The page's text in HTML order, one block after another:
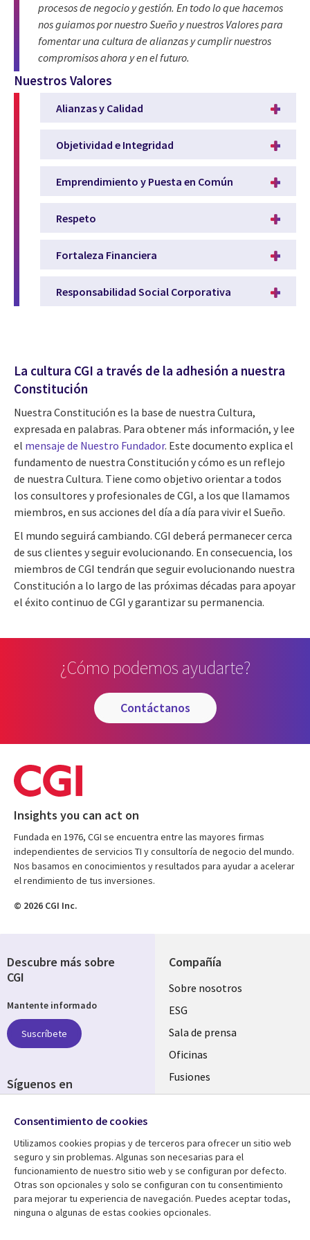
procesos de negocio y gestión. En todo lo que hacemos
nos guiamos por nuestro Sueño y nuestros Valores para
fomentar una cultura de alianzas y cumplir nuestros
compromisos ahora y en el futuro.
Nuestros Valores
Alianzas y Calidad
Objetividad e Integridad
Emprendimiento y Puesta en Común
Respeto
Fortaleza Financiera
Responsabilidad Social Corporativa
La cultura CGI a través de la adhesión a nuestra
Constitución
Nuestra Constitución es la base de nuestra Cultura,
expresada en palabras. Para obtener más información, y lee
el mensaje de Nuestro Fundador. Este documento explica el
fundamento de nuestra Constitución y cómo es un reflejo
de nuestra Cultura. Tiene como objetivo orientar a todos
los consultores y profesionales de CGI, a los que llamamos
miembros, en sus acciones del día a día para vivir el Sueño.
El mundo seguirá cambiando. CGI deberá permanecer cerca
de sus clientes y seguir evolucionando. En consecuencia, los
miembros de CGI tendrán que seguir evolucionando nuestra
Constitución a lo largo de las próximas décadas para apoyar
el éxito continuo de CGI y garantizar su permanencia.
¿Cómo podemos ayudarte?
contáctanos
Insights you can act on
Fundada en 1976, CGI se encuentra entre las mayores firmas
independientes de servicios TI y consultoría de negocio del mundo.
Nos basamos en conocimientos y resultados para ayudar a acelerar
el rendimiento de tus inversiones.
© 2026 CGI Inc.
Compañía
Useful
links
SPAIN
Sobre nosotros
ESG
Sala de prensa
Oficinas
Fusiones
Inversores
Centro de Recursos
Library
Links
Artículos
Blogs
Ayuda
Legal
SPAIN
Aviso Legal
Política de Privacidad
Descubre más sobre
CGI
Mantente informado
Suscríbete
Síguenos en
Media
SPAIN
Consentimiento de cookies
Utilizamos cookies propias y de terceros para ofrecer un sitio web
seguro y sin problemas. Algunas son necesarias para el
funcionamiento de nuestro sitio web y se configuran por defecto.
Otras son opcionales y solo se configuran con tu consentimiento
para mejorar tu experiencia de navegación. Puedes aceptar todas,
ninguna o algunas de estas cookies opcionales.